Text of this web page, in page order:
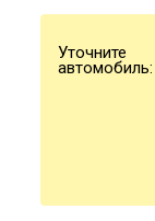
Уточните
автомобиль: